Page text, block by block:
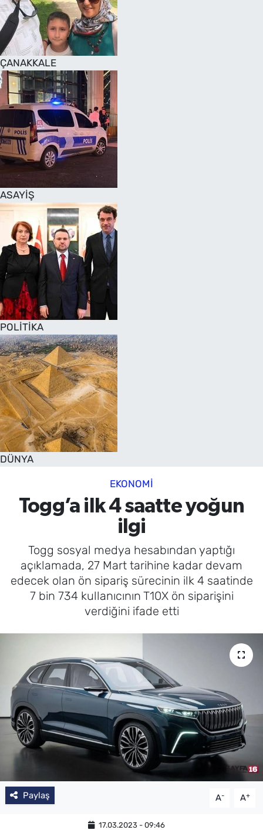
ÇANAKKALE
ASAYİŞ
POLİTİKA
DÜNYA
EKONOMİ
Togg’a ilk 4 saatte yoğun
ilgi
Togg sosyal medya hesabından yaptığı
açıklamada, 27 Mart tarihine kadar devam
edecek olan ön sipariş sürecinin ilk 4 saatinde
7 bin 734 kullanıcının T10X ön siparişini
verdiğini ifade etti
Paylaş A- A+
17.03.2023 - 09:46
SAĞLIK
TV REHBERİ